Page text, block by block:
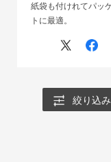
紙袋も付けれてパッ
トに最適。
絞り込み